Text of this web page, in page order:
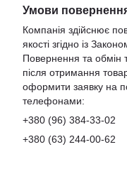
Умови
Компанія здійснює
якості згідно із
Повернення та обмін
після отримання
оформити заявку на
телефонами:
+380 (96) 384-33-02
+380 (63) 244-00-62